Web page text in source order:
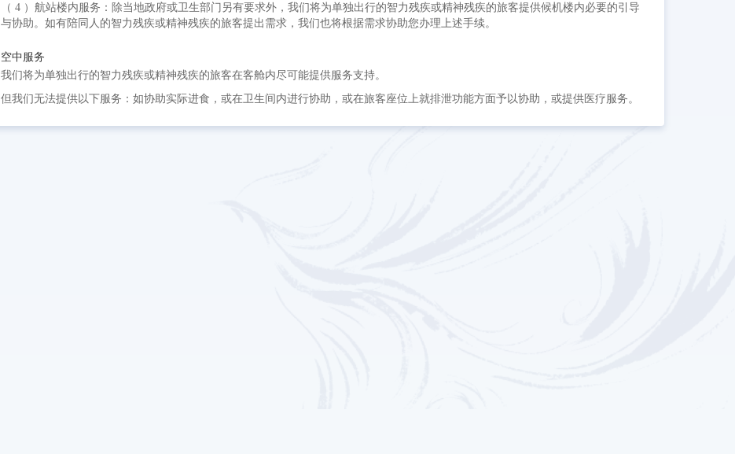
（ 4 ）航站楼内服务：除当地政府或卫生部门另有要求外，我们将为单独出行的智力残疾或精神残疾的旅客提供候机楼内必要的引导
与协助。如有陪同人的智力残疾或精神残疾的旅客提出需求，我们也将根据需求协助您办理上述手续。
空中服务
我们将为单独出行的智力残疾或精神残疾的旅客在客舱内尽可能提供服务支持。
但我们无法提供以下服务：如协助实际进食，或在卫生间内进行协助，或在旅客座位上就排泄功能方面予以协助，或提供医疗服务。